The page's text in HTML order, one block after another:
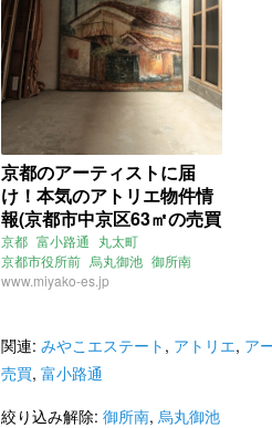
京都のアーティストに届
け！本気のアトリエ物件情
報(京都市中京区63㎡の売買
物件)
京都 富小路通 丸太町
京都市役所前 烏丸御池 御所南
アトリエ テラスハウス
www.miyako-es.jp
関連: みやこエステート , アトリエ, ア
売買, 富小路通
絞り込み解除: 御所南, 烏丸御池